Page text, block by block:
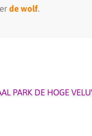
de wolf.
PARK DE HOGE